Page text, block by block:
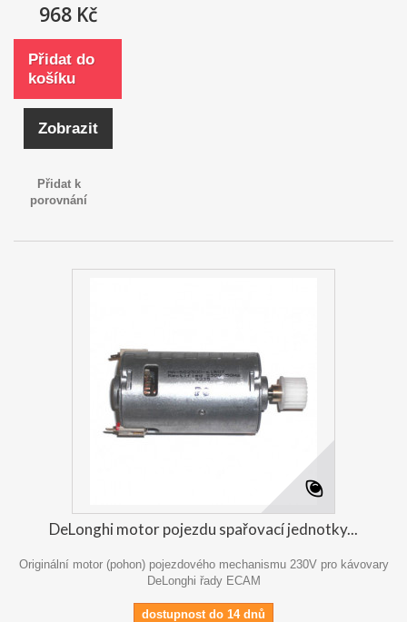
968 Kč
Přidat do
košíku
Zobrazit
Přidat k
porovnání
DeLonghi motor pojezdu spařovací jednotky...
Originální motor (pohon) pojezdového mechanismu 230V pro kávovary
DeLonghi řady ECAM
dostupnost do 14 dnů